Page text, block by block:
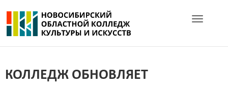
Toggle
КОЛЛЕДЖ ОБНОВЛЯЕТ